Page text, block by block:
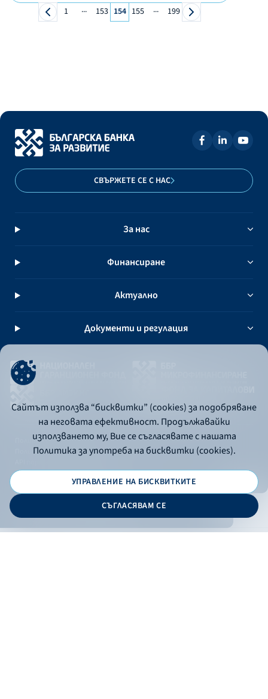
1
... 153 154 155 ... 199
СВЪРЖЕТЕ СЕ С НАС
За нас
Финансиране
Актуално
Документи и регулация
Политика за употреба на бисквитки
Политика за поверителност
© 2026 - Българска банка за развитие
Сайтът използва “бисквитки” (cookies) за подобряване
на неговата ефективност. Продължавайки
използването му, Вие се съгласявате с нашата
Политика за употреба на бисквитки (cookies).
УПРАВЛЕНИЕ НА БИСКВИТКИТЕ
СЪГЛАСЯВАМ СЕ